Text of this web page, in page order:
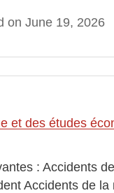
on June 19, 2026
et des études
: Accidents
Accidents de